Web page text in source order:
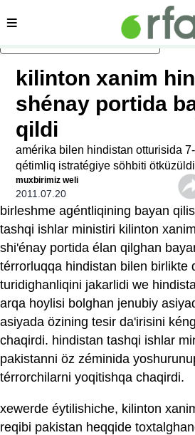
asasliq mezmungha atlang
sehipe
kilinton xanim
shénay portida
qildi
amérika bilen hindistan otturisida 7‏-ayning 19-küni tunji
qétimliq istratégiye söhbiti
muxbirimiz weli
2011.07.20
birleshme agéntliqining bayan
tashqi ishlar ministiri kilinton
shi'énay portida élan qilghan
térrorluqqa hindistan bilen birlikte
turidighanliqini jakarlidi we
arqa hoylisi bolghan jenubiy
asiyada özining tesir da'irisini
chaqirdi. hindistan tashqi ishlar
pakistanni öz zéminida
térrorchilarni yoqitishqa chaqirdi.
xewerde éytilishiche, kilinton
reqibi pakistan heqqide